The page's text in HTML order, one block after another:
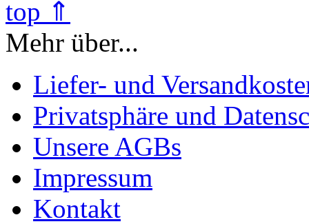
top ⇑
Mehr über...
Liefer- und
Privatsphäre und
Unsere AGBs
Impressum
Kontakt